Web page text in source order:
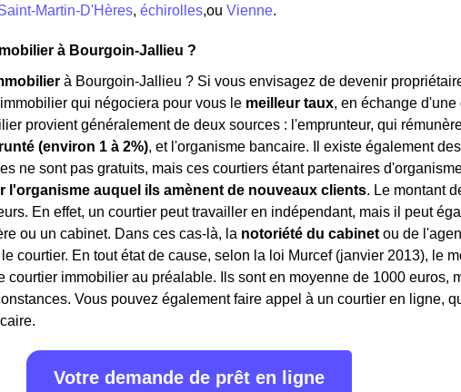
Martin-D'Hères, échirolles,ou Vienne.
à Bourgoin-Jallieu ?
à Bourgoin-Jallieu ? Si vous envisagez de devenir
qui négociera pour vous le meilleur taux, en échange d'une
provient généralement de deux sources : l'emprunteur, qui
(environ 1 à 2%), et l'organisme bancaire. Il existe également
ne sont pas gratuits, mais ces courtiers étant partenaires
l'organisme auquel ils amènent de nouveaux clients. Le montant
En effet, un courtier peut travailler en indépendant, mais il peut
ou un cabinet. Dans ces cas-là, la notoriété du cabinet ou de
courtier. En tout état de cause, selon la loi Murcef (janvier 2013), le
courtier immobilier au préalable. Ils sont en moyenne de 1000 euros,
Vous pouvez également faire appel à un courtier en ligne,
Votre demande de prêt en ligne